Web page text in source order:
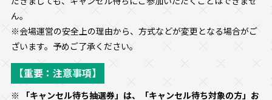
ん。
※会場運営の安全上の理由から、方式などが変更となる場合がご
ざいます。予めご了承ください。
【重要：注意事項】
「キャンセル待ち抽選券」は、「キャンセル待ち対象の方」お